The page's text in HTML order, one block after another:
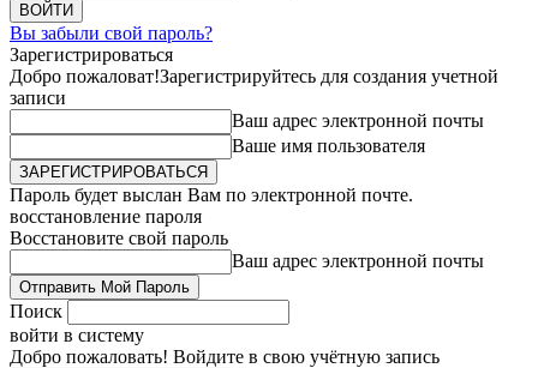
Вы забыли свой пароль?
Зарегистрироваться
Добро пожаловат!Зарегистрируйтесь для создания учетной
записи
Ваш адрес электронной почты
Ваше имя пользователя
Пароль будет выслан Вам по электронной почте.
восстановление пароля
Восстановите свой пароль
Ваш адрес электронной почты
Поиск
войти в систему
Добро пожаловать! Войдите в свою учётную запись